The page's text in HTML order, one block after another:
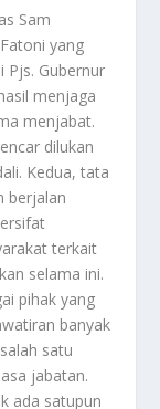
Sam
yang
Pjs. Gubernur
menjaga
menjabat.
dilukan
Kedua, tata
berjalan
terkait
selama ini.
pihak yang
banyak
satu
jabatan.
ada satupun